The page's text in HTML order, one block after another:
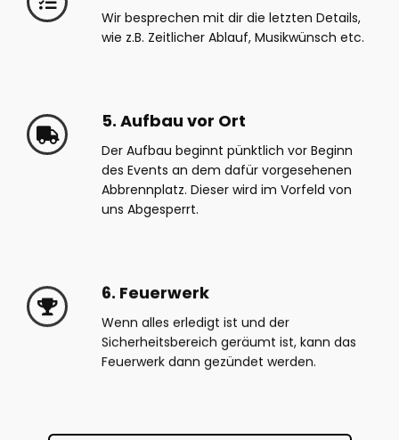
Wir besprechen mit dir die letzten Details,
wie z.B. Zeitlicher Ablauf, Musikwünsch etc.
5. Aufbau vor Ort
Der Aufbau beginnt pünktlich vor Beginn
des Events an dem dafür vorgesehenen
Abbrennplatz. Dieser wird im Vorfeld von
uns Abgesperrt.
6. Feuerwerk
Wenn alles erledigt ist und der
Sicherheitsbereich geräumt ist, kann das
Feuerwerk dann gezündet werden.